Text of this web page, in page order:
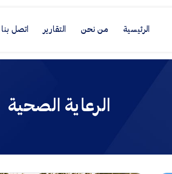
الرئيسية من نحن التقارير اتصل بنا
الرعاية الصحية